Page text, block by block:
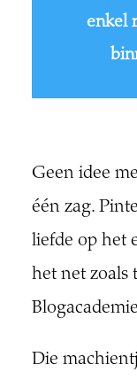
enkel
Geen idee
één zag.
liefde op het
het net zoals
Die